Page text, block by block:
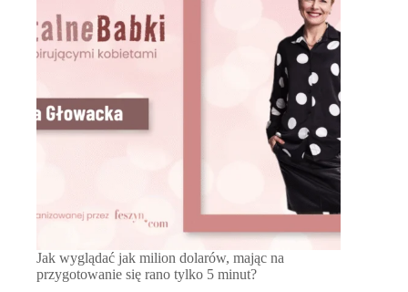
Jak wyglądać jak milion dolarów, mając na
przygotowanie się rano tylko 5 minut?